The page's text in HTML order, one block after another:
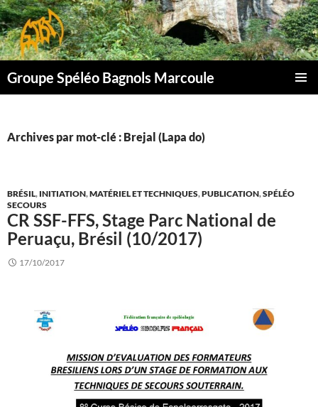
Aller
au
contenu
Groupe Spéléo Bagnols Marcoule
Archives par mot-clé : Brejal (Lapa do)
BRÉSIL, INITIATION,MATÉRIEL ET TECHNIQUES,PUBLICATION,SPÉLÉO
SECOURS
CR SSF-FFS, Stage Parc National de
Peruaçu, Brésil (10/2017)
17/10/2017